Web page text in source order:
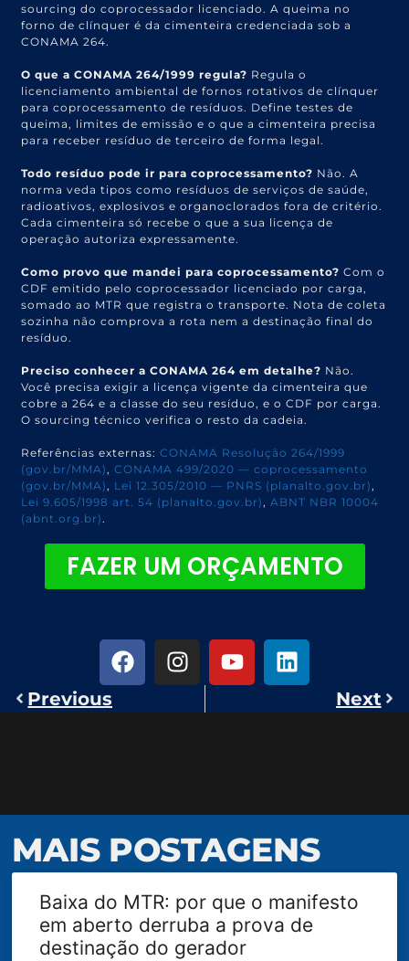
sourcing do coprocessador licenciado. A queima no
forno de clínquer é da cimenteira credenciada sob a
CONAMA 264.
O que a CONAMA 264/1999 regula? Regula o
licenciamento ambiental de fornos rotativos de clínquer
para coprocessamento de resíduos. Define testes de
queima, limites de emissão e o que a cimenteira precisa
para receber resíduo de terceiro de forma legal.
Todo resíduo pode ir para coprocessamento? Não. A
norma veda tipos como resíduos de serviços de saúde,
radioativos, explosivos e organoclorados fora de critério.
Cada cimenteira só recebe o que a sua licença de
operação autoriza expressamente.
Como provo que mandei para coprocessamento? Com o
CDF emitido pelo coprocessador licenciado por carga,
somado ao MTR que registra o transporte. Nota de coleta
sozinha não comprova a rota nem a destinação final do
resíduo.
Preciso conhecer a CONAMA 264 em detalhe? Não.
Você precisa exigir a licença vigente da cimenteira que
cobre a 264 e a classe do seu resíduo, e o CDF por carga.
O sourcing técnico verifica o resto da cadeia.
Referências externas:CONAMA Resolução 264/1999
(gov.br/MMA) ,CONAMA 499/2020 — coprocessamento
(gov.br/MMA) , Lei 12.305/2010 — PNRS (planalto.gov.br) ,
Lei 9.605/1998 art. 54 (planalto.gov.br) ,ABNT NBR 10004
(abnt.org.br) .
FAZER UM ORÇAMENTO
Previous Next
MAIS POSTAGENS
Baixa do MTR: por que o manifesto
em aberto derruba a prova de
destinação do gerador